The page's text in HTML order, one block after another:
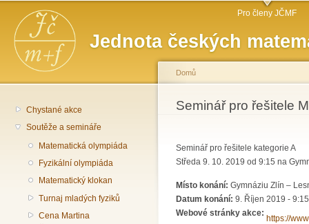
Jednota českých
Hlavní menu Pro členy JČMF
Chystané akce
Soutěže a semináře
Matematická olympiáda
Fyzikální olympiáda
Matematický klokan
Turnaj mladých fyziků
Cena Martina
Jste zde
Domů
Seminář pro řešitele
Seminář pro řešitele kategorie A
Středa 9. 10. 2019 od 9:15 na
Místo konání: Gymnáziu Zlín –
Datum konání: 9. Říjen 2019 - 9:15
Webové stránky akce:
https://